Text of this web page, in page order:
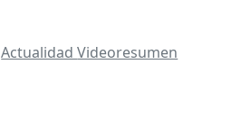
ActualidadVideoresumen